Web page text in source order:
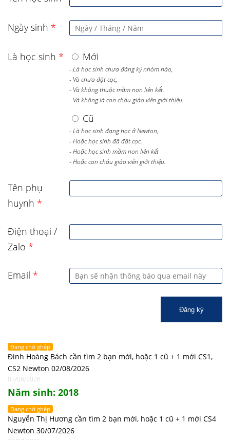
Ngày sinh *
Là học sinh * Mới
- Là học sinh chưa đăng ký nhóm nào,
- Và chưa đặt cọc,
- Và không thuộc mầm non liên kết.
- Và không là con cháu giáo viên giới thiệu.
Cũ
- Là học sinh đang học ở Newton,
- Hoặc học sinh đã đặt cọc.
- Hoặc học sinh mầm non liên kết
- Hoặc con cháu giáo viên giới thiệu.
Tên phụ
huynh *
Điện thoại /
Zalo *
Email *
Đăng ký
Đang chờ ghép
Đinh Hoàng Bách cần tìm 2 bạn mới, hoặc 1 cũ + 1 mới CS1,
CS2 Newton 02/08/2026
03/08/2026
Năm sinh: 2018
Đang chờ ghép
Nguyễn Thị Hương cần tìm 2 bạn mới, hoặc 1 cũ + 1 mới CS4
Newton 30/07/2026